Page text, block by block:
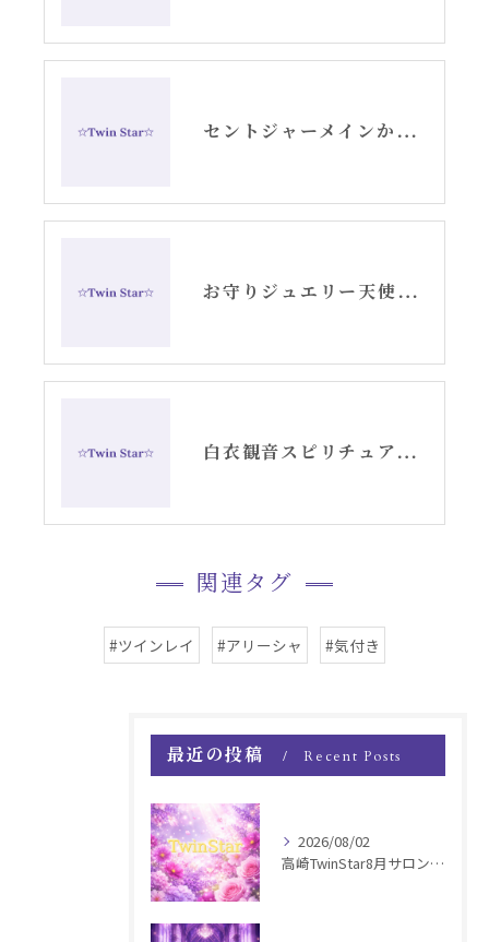
セントジャーメインからのメッセージ・水瓶座新月アリーシャ
お守りジュエリー天使の羽根シルバーピアス
白衣観音スピリチュアル女神開花チーム活動記録YouTube②
関連タグ
#ツインレイ #アリーシャ #気付き
最近の投稿 Recent Posts
2026/08/02
高崎TwinStar8月サロンお知らせ